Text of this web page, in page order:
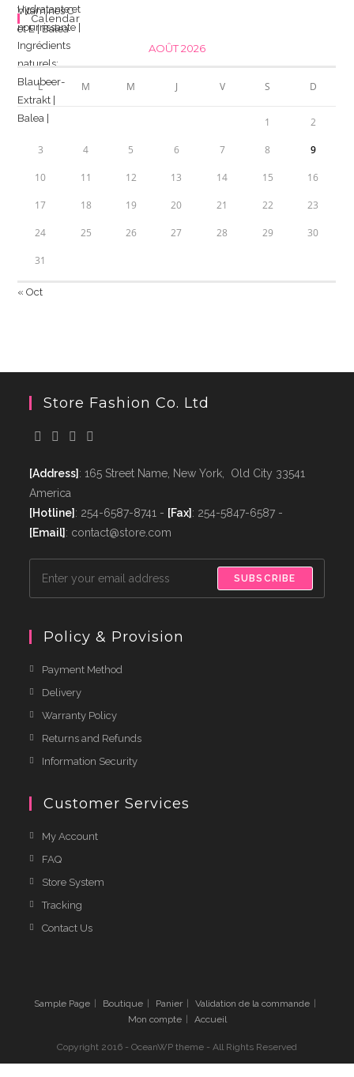
Calendar
AOÛT 2026
L M M J V S D
1 2
3 4 5 6 7 8 9
10 11 12 13 14 15 16
17 18 19 20 21 22 23
24 25 26 27 28 29 30
31
« Oct
Store Fashion Co. Ltd
[Address]: 165 Street Name, New York, Old City 33541
America
[Hotline]: 254-6587-8741 - [Fax]: 254-5847-6587 -
[Email]: contact@store.com
SUBSCRIBE
Policy & Provision
Payment Method
Delivery
Warranty Policy
Returns and Refunds
Information Security
Customer Services
My Account
FAQ
Store System
Tracking
Contact Us
Sample Page Boutique Panier
Validation de la commande
Mon compte
Accueil
Copyright 2016 - OceanWP theme - All Rights Reserved